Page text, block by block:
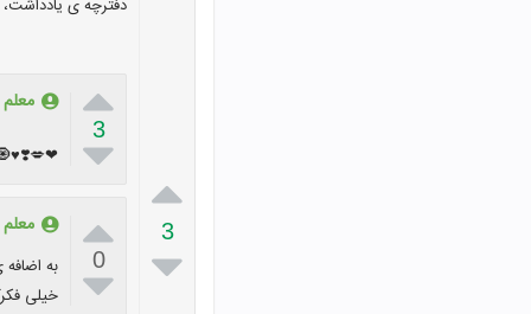

3

دفترچه ی

3

معلم

0

معلم
به
خیلی